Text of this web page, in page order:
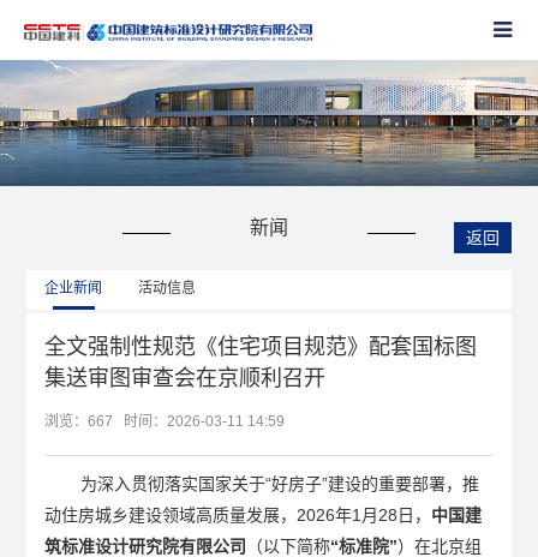
新闻 返回
企业新闻 活动信息
全文强制性规范《住宅项目规范》配套国标图
集送审图审查会在京顺利召开
浏览：667 时间：2026-03-11 14:59
为深入贯彻落实国家关于“好房子”建设的重要部署，推
动住房城乡建设领域高质量发展，2026年1月28日， 中国建
筑标准设计研究院有限公司
（以下简称“标准院”）在北京组